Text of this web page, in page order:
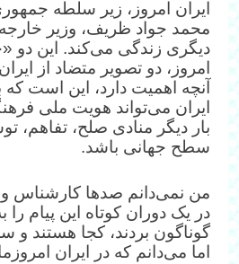
ایران امروز، زیر سلطه
محمد جواد ظریف، وزیر
دیگری زندگی می‌کند. این دو
امروز، دو تصویر متضاد از
آنچه اهمیت دارد، این است که
ایران می‌تواند هویت ملی
بار دیگر منادی صلح، تفاهم،
سطح جهانی باشد.
من نمی‌دانم صدها کارشناس و
در یک دوران کوتاه این پیام
گوناگون بردند، کجا هستند و
اما می‌دانم که در ایران